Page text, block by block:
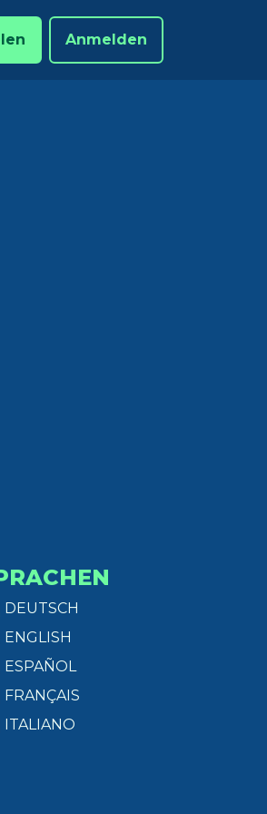
Anmelden
DEUTSCH
ENGLISH
ESPAÑOL
FRANÇAIS
ITALIANO